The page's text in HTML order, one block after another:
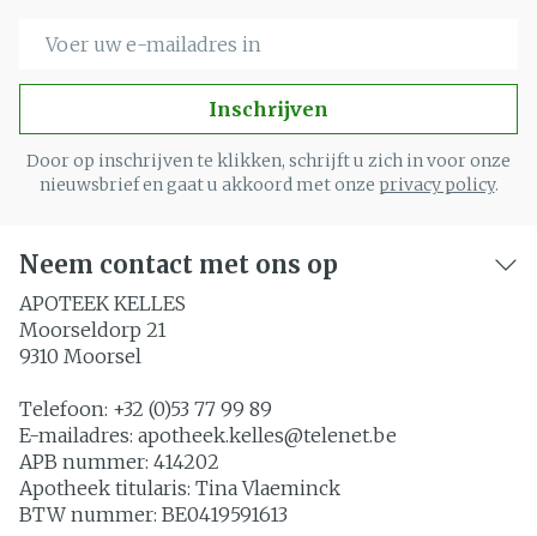
Inschrijven
Door op inschrijven te klikken, schrijft u zich in voor onze
nieuwsbrief en gaat u akkoord met onze privacy policy.
Neem contact met ons op
APOTEEK KELLES
Moorseldorp 21
9310 Moorsel
Telefoon: +32 (0)53 77 99 89
E-mailadres: apotheek.kelles@telenet.be
APB nummer: 414202
Apotheek titularis: Tina Vlaeminck
BTW nummer: BE0419591613